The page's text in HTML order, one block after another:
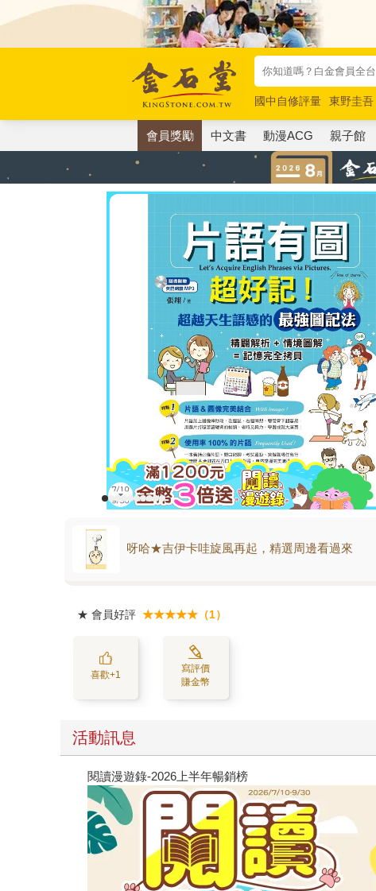
國中自修評量 東野圭吾
唯紅花綻放
奧德賽 路
會員獎勵 中文書 動漫ACG 親子館
呀哈★吉伊卡哇旋風再起，精選周邊看過來
★ 會員好評 ★★★★★（1）
喜歡+1
寫評價
賺金幣
活動訊息
閱讀漫遊錄-2026上半年暢銷榜